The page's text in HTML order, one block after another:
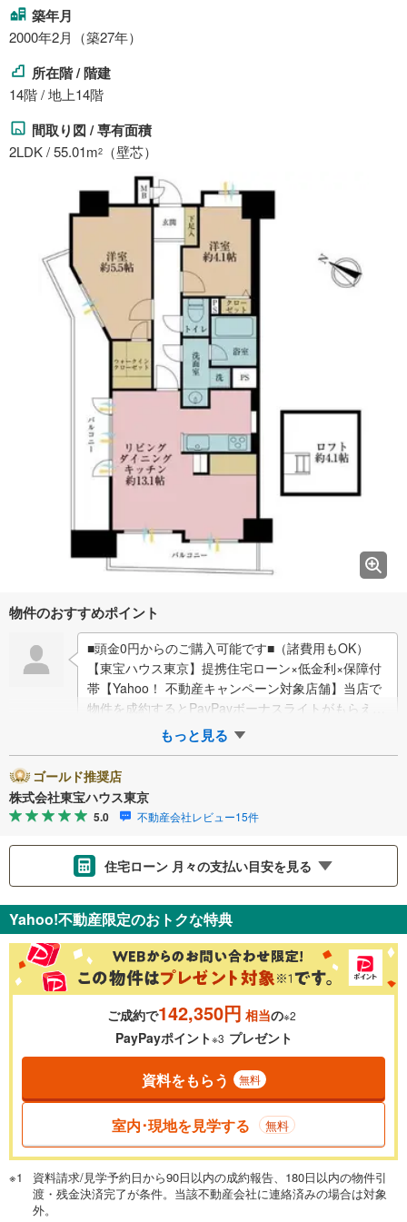
築年月
2000年2月（築27年）
所在階 / 階建
14階 / 地上14階
間取り図 / 専有面積
2LDK / 55.01m2 （壁芯）
物件のおすすめポイント
■頭金0円からのご購入可能です■（諸費用もOK）
【東宝ハウス東京】提携住宅ローン×低金利×保障付
帯【Yahoo！ 不動産キャンペーン対象店舗】当店で
物件を成約するとPayPayボーナスライトがもらえる
「Yahoo！ 不動産 物件ご…
もっと見る
ゴールド推奨店
株式会社東宝ハウス東京
5.0 不動産会社レビュー15件
住宅ローン 月々の支払い目安を見る
金利 ％
0.01%
一般的には最長35年まで借り入れ可能です。多くの金融機関
が完済時の年齢は80歳までを条件としています。
閉じる
頭金 万円
Yahoo!不動産限定のおトクな特典
ご成約で142,350円 相当の※2
PayPayポイント※3 プレゼント
資料をもらう 無料
室内･現地を見学する 無料
資料請求/見学予約日から90日以内の成約報告、180日以内の物件引
渡・残金決済完了が条件。当該不動産会社に連絡済みの場合は対象
外。